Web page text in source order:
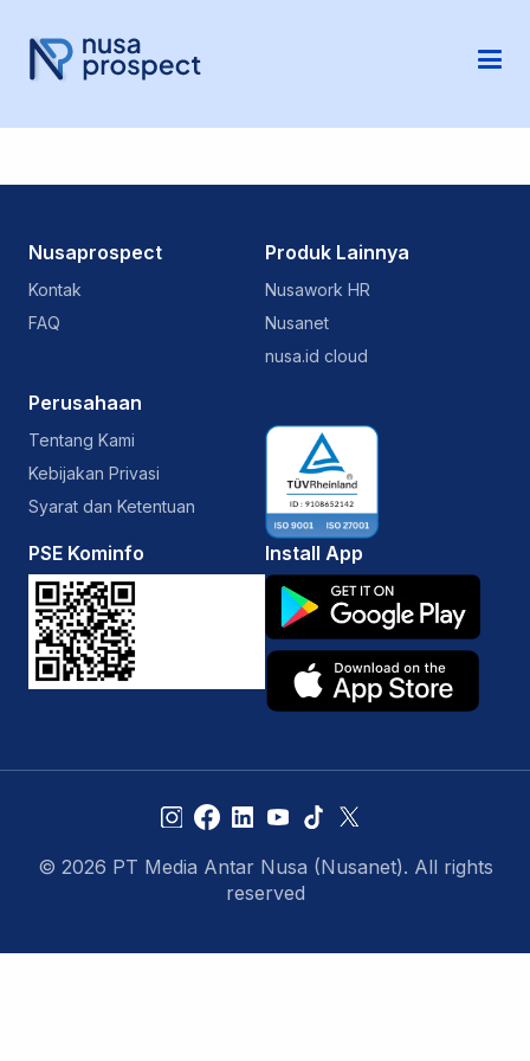
Nusaprospect
Kontak
FAQ
Produk Lainnya
Nusawork HR
Nusanet
nusa.id cloud
Perusahaan
Tentang Kami
Kebijakan Privasi
Syarat dan Ketentuan
PSE Kominfo Install App
© 2026 PT Media Antar Nusa (Nusanet). All rights
reserved